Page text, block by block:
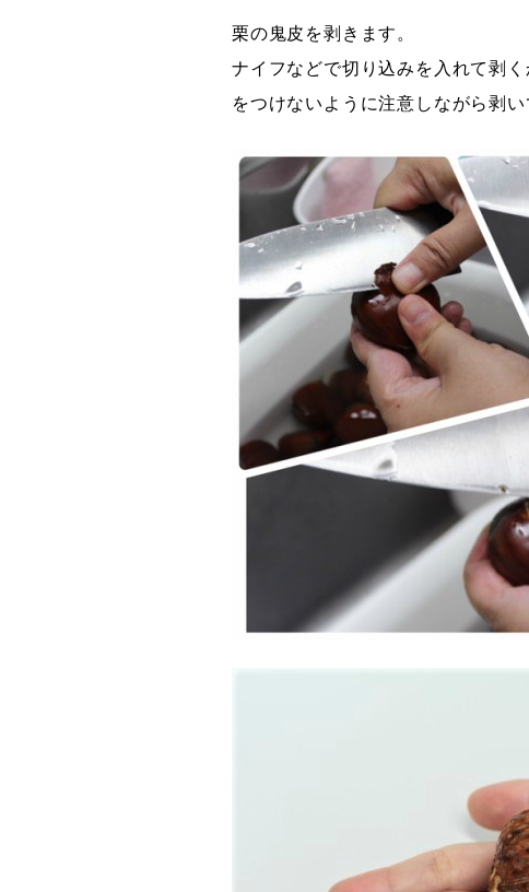
栗の鬼皮を剥きます。
ナイフなどで切り込みを入れて剥
をつけないように注意しながら剥い